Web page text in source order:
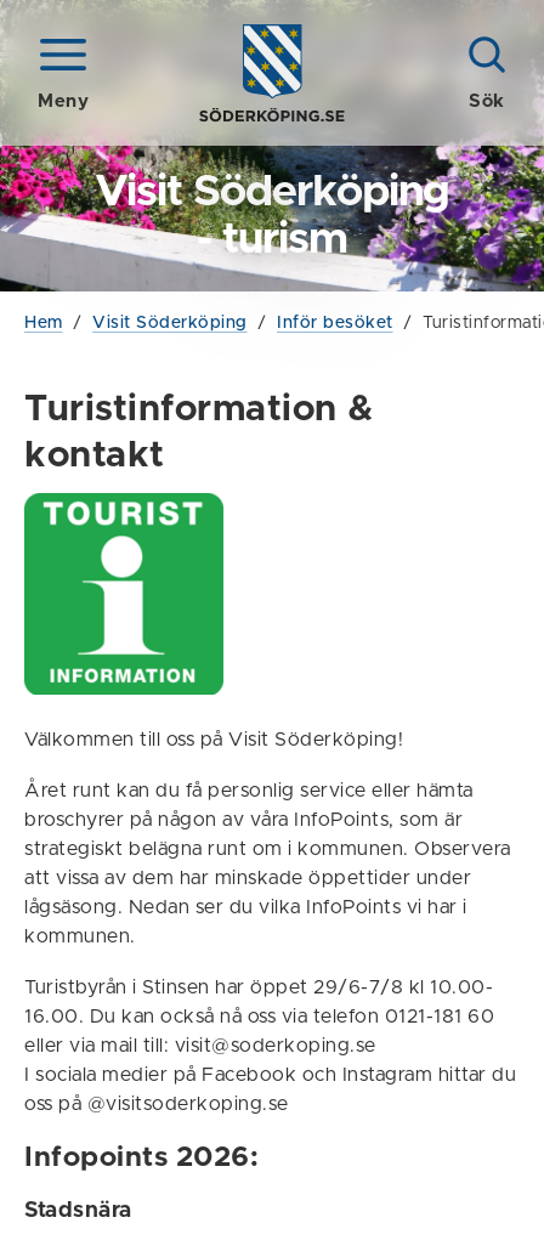
Meny Sök
Visit Söderköping
- turism
Hem / Visit Söderköping / Inför besöket /
Turistinformation &
kontakt
Välkommen till oss på Visit Söderköping!
Året runt kan du få personlig service eller hämta
broschyrer på någon av våra InfoPoints, som är
strategiskt belägna runt om i kommunen. Observera
att vissa av dem har minskade öppettider under
lågsäsong. Nedan ser du vilka InfoPoints vi har i
kommunen.
Turistbyrån i Stinsen har öppet 29/6-7/8 kl 10.00-
16.00. Du kan också nå oss via telefon 0121-181 60
eller via mail till: visit@soderkoping.se
I sociala medier på Facebook och Instagram hittar du
oss på @visitsoderkoping.se
Infopoints 2026:
Stadsnära